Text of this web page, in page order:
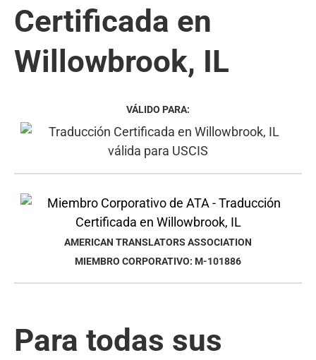
Certificada en
Willowbrook, IL
VÁLIDO PARA:
AMERICAN TRANSLATORS ASSOCIATION
MIEMBRO CORPORATIVO: M-101886
Para todas sus